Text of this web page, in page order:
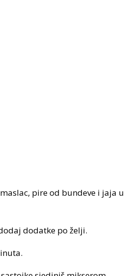
pire od bundeve i jaja u
dodatke po želji.